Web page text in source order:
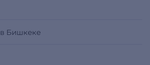
в Бишкеке